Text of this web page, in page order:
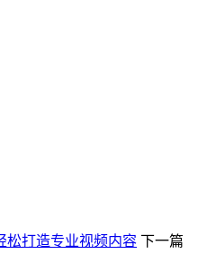
松打造专业视频内容
下一篇